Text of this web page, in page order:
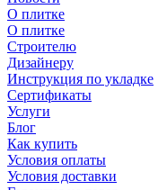
О плитке
О плитке
Строителю
Дизайнеру
Инструкция по укладке
Сертификаты
Услуги
Блог
Как купить
Условия оплаты
Условия доставки